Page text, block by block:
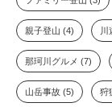
親子登山 (4) 川
那珂川グルメ (7)
山岳事故 (5) 狩